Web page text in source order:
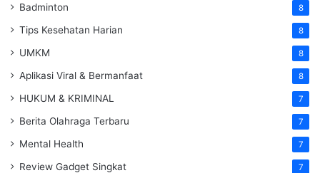
Badminton 8
Tips Kesehatan Harian 8
UMKM 8
Aplikasi Viral & Bermanfaat 8
HUKUM & KRIMINAL 7
Berita Olahraga Terbaru 7
Mental Health 7
Review Gadget Singkat 7